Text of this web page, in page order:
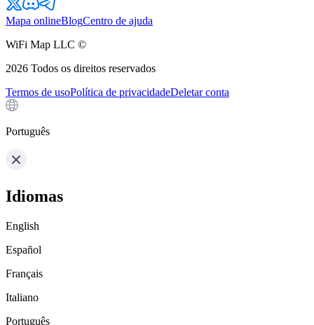
Mapa onlineBlogCentro de ajuda
WiFi Map LLC ©
2026 Todos os direitos reservados
Termos de usoPolítica de privacidadeDeletar conta
Português
Idiomas
English
Español
Français
Italiano
Português